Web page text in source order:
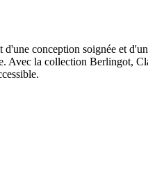
conception soignée et
Avec la collection Berlingot,